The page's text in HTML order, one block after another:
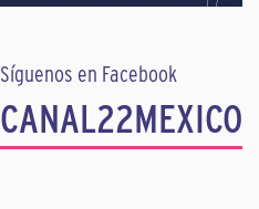
Síguenos en Facebook
CANAL22MEXICO